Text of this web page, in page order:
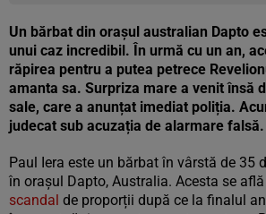
Un bărbat din orașul australian Dapto
unui caz incredibil. În urmă cu un an,
răpirea pentru a putea petrece
amanta sa. Surpriza mare a venit însă
sale, care a anunțat imediat poliția.
judecat sub acuzația de alarmare falsă.
Paul Iera este un bărbat în vârstă de 35
în orașul Dapto, Australia. Acesta se
scandal de proporții după ce la finalul